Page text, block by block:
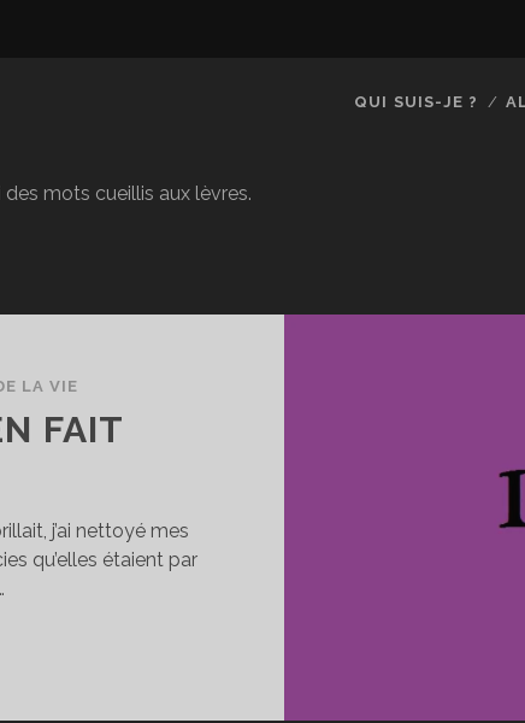
mots cueillis aux lèvres.
QUI SUIS-JE ?
LA VIE
FAIT
j’ai nettoyé mes
qu’elles étaient par